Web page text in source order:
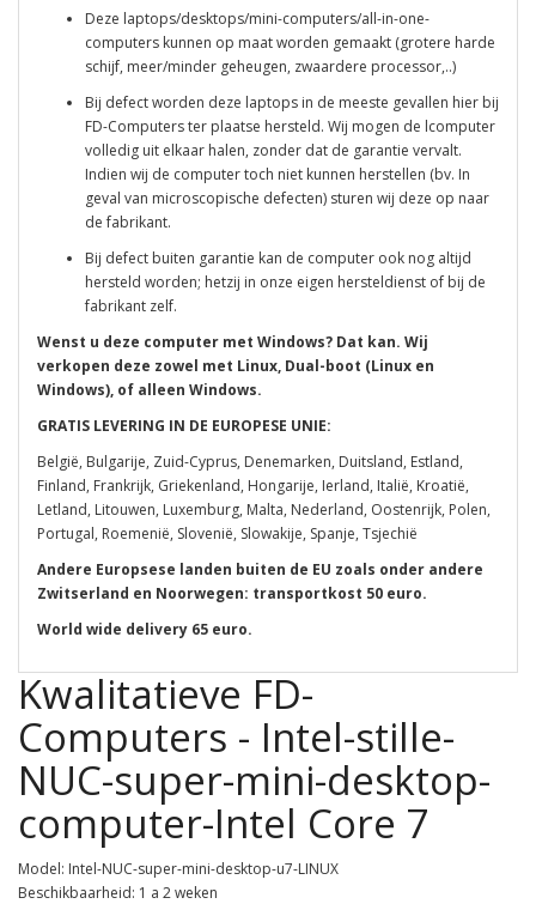
Deze laptops/desktops/mini-computers/all-in-one-
computers kunnen op maat worden gemaakt (grotere harde
schijf, meer/minder geheugen, zwaardere processor,..)
Bij defect worden deze laptops in de meeste gevallen hier bij
FD-Computers ter plaatse hersteld. Wij mogen de lcomputer
volledig uit elkaar halen, zonder dat de garantie vervalt.
Indien wij de computer toch niet kunnen herstellen (bv. In
geval van microscopische defecten) sturen wij deze op naar
de fabrikant.
Bij defect buiten garantie kan de computer ook nog altijd
hersteld worden; hetzij in onze eigen hersteldienst of bij de
fabrikant zelf.
Wenst u deze computer met Windows? Dat kan. Wij
verkopen deze zowel met Linux, Dual-boot (Linux en
Windows), of alleen Windows.
GRATIS LEVERING IN DE EUROPESE UNIE:
België, Bulgarije, Zuid-Cyprus, Denemarken, Duitsland, Estland,
Finland, Frankrijk, Griekenland, Hongarije, Ierland, Italië, Kroatië,
Letland, Litouwen, Luxemburg, Malta, Nederland, Oostenrijk, Polen,
Portugal, Roemenië, Slovenië, Slowakije, Spanje, Tsjechië
Andere Europsese landen buiten de EU zoals onder andere
Zwitserland en Noorwegen: transportkost 50 euro.
World wide delivery 65 euro.
Kwalitatieve FD-
Computers - Intel-stille-
NUC-super-mini-desktop-
computer-Intel Core 7
Model: Intel-NUC-super-mini-desktop-u7-LINUX
Beschikbaarheid: 1 a 2 weken